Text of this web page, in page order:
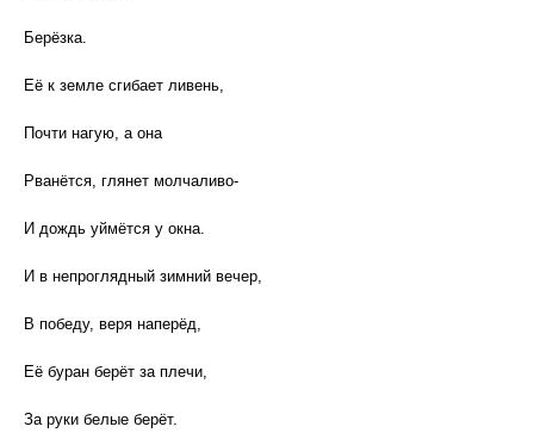
Берёзка.
Её к земле сгибает ливень,
Почти нагую, а она
Рванётся, глянет молчаливо-
И дождь уймётся у окна.
И в непроглядный зимний вечер,
В победу, веря наперёд,
Её буран берёт за плечи,
За руки белые берёт.